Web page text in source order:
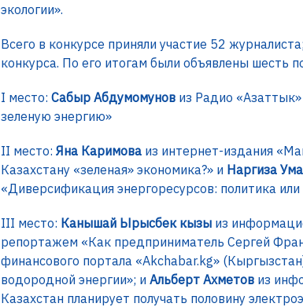
экологии».
Всего в конкурсе приняли участие 52
конкурса. По его итогам были объявлены шесть
I место: Сабыр Абдумомунов из Радио
зеленую энергию»
II место: Яна Каримова из интернет-издания
Казахстану «зеленая» экономика?» и Наргиза
«Диверсификация энергоресурсов: политика
III место: Канышай Ырысбек кызы из
репортажем «Как предприниматель Сергей
финансового портала «Akchabar.kg»
водородной энергии»; и Альберт Ахметов из
Казахстан планирует получать половину